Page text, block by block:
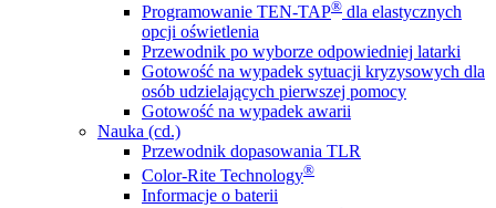
Programowanie TEN-TAP® dla elastycznych
opcji oświetlenia
Przewodnik po wyborze odpowiedniej latarki
Gotowość na wypadek sytuacji kryzysowych dla
osób udzielających pierwszej pomocy
Gotowość na wypadek awarii
Nauka (cd.)
Przewodnik dopasowania TLR
Color-Rite Technology®
Informacje o baterii